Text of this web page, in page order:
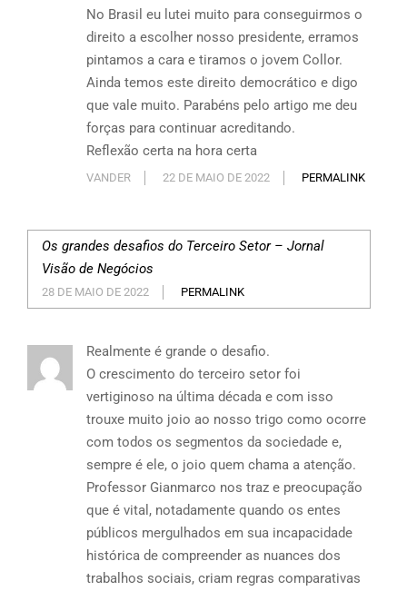
No Brasil eu lutei muito para conseguirmos o
direito a escolher nosso presidente, erramos
pintamos a cara e tiramos o jovem Collor.
Ainda temos este direito democrático e digo
que vale muito. Parabéns pelo artigo me deu
forças para continuar acreditando.
Reflexão certa na hora certa
VANDER 22 DE MAIO DE 2022 PERMALINK
Os grandes desafios do Terceiro Setor – Jornal
Visão de Negócios
28 DE MAIO DE 2022 PERMALINK
Realmente é grande o desafio.
O crescimento do terceiro setor foi
vertiginoso na última década e com isso
trouxe muito joio ao nosso trigo como ocorre
com todos os segmentos da sociedade e,
sempre é ele, o joio quem chama a atenção.
Professor Gianmarco nos traz e preocupação
que é vital, notadamente quando os entes
públicos mergulhados em sua incapacidade
histórica de compreender as nuances dos
trabalhos sociais, criam regras comparativas